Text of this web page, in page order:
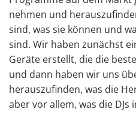
nehmen und
sind, was sie können und
sind. Wir haben zunächst
Geräte erstellt, die die
und dann haben wir uns
herauszufinden, was die
aber vor allem, was die DJs